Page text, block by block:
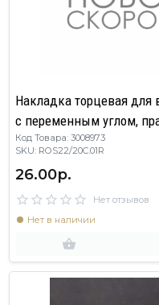
Накладка торцевая для
с переменным углом,
Код Товара: 3008973
SKU: ROS22/20C.01R
26.00р.
Нет отзывов
Нет в наличии